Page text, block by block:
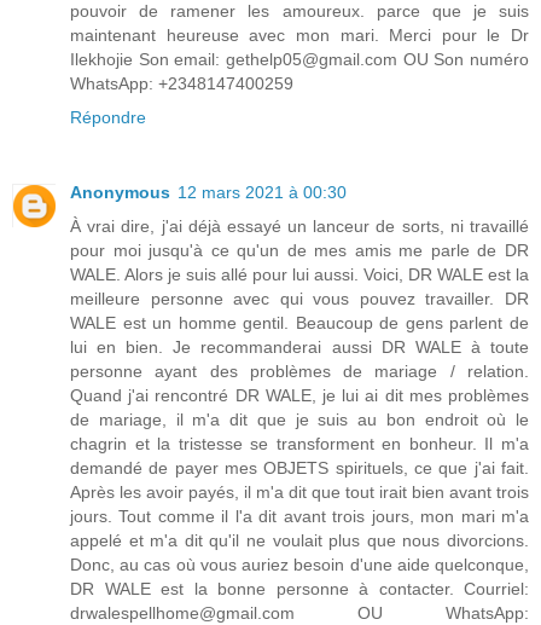
pouvoir de ramener les amoureux. parce que je suis
maintenant heureuse avec mon mari. Merci pour le Dr
Ilekhojie Son email: gethelp05@gmail.com OU Son numéro
WhatsApp: +2348147400259
Répondre
Anonymous 12 mars 2021 à 00:30
À vrai dire, j'ai déjà essayé un lanceur de sorts, ni travaillé
pour moi jusqu'à ce qu'un de mes amis me parle de DR
WALE. Alors je suis allé pour lui aussi. Voici, DR WALE est la
meilleure personne avec qui vous pouvez travailler. DR
WALE est un homme gentil. Beaucoup de gens parlent de
lui en bien. Je recommanderai aussi DR WALE à toute
personne ayant des problèmes de mariage / relation.
Quand j'ai rencontré DR WALE, je lui ai dit mes problèmes
de mariage, il m'a dit que je suis au bon endroit où le
chagrin et la tristesse se transforment en bonheur. Il m'a
demandé de payer mes OBJETS spirituels, ce que j'ai fait.
Après les avoir payés, il m'a dit que tout irait bien avant trois
jours. Tout comme il l'a dit avant trois jours, mon mari m'a
appelé et m'a dit qu'il ne voulait plus que nous divorcions.
Donc, au cas où vous auriez besoin d'une aide quelconque,
DR WALE est la bonne personne à contacter. Courriel:
drwalespellhome@gmail.com OU WhatsApp: